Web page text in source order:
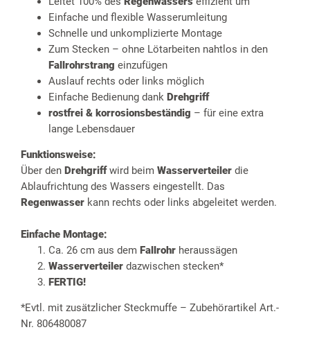
Einfache und flexible Wasserumleitung
Schnelle und unkomplizierte Montage
Zum Stecken – ohne Lötarbeiten nahtlos in den
Fallrohrstrang einzufügen
Auslauf rechts oder links möglich
Einfache Bedienung dank Drehgriff
rostfrei & korrosionsbeständig – für eine extra
lange Lebensdauer
Funktionsweise:
Über den Drehgriffwird beim Wasserverteiler die
Ablaufrichtung des Wassers eingestellt. Das
Regenwasser kann rechts oder links abgeleitet werden.
Einfache Montage:
Ca. 26 cm aus dem Fallrohr heraussägen
Wasserverteiler dazwischen stecken*
FERTIG!
*Evtl. mit zusätzlicher Steckmuffe – Zubehörartikel Art.-
Nr. 806480087